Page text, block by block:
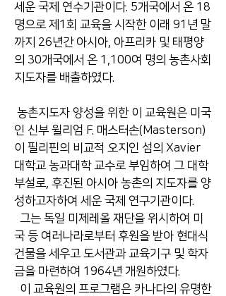
세운 국제 연수기관이다. 5개국에서 온 18
명으로 제1회 교육을 시작한 이래 91년 말
까지 26년간 아시아, 아프리카 및 태평양
의 30개국에서 온 1,100여 명의 농촌사회
지도자를 배출하였다.
농촌지도자 양성을 위한 이 교육원은 미국
인 신부 윌리엄 F. 매스터손(Masterson)
이 필리핀의 비교적 오지인 섬의 Xavier
대학교 농과대학 교수로 부임하여 그 대학
부설로, 후진된 아시아 농촌의 지도자를 양
성하고자하여 세운 국제 연구기관이다.
그는 독일 미제레올 재단을 위시하여 미
국 등 여러나라로부터 후원을 받아 현대식
건물을 세우고 도서관과 교육기구 및 학자
금을 마련하여 1964년 개원하였다.
이 교육원의 프로그램은 카나다의 유명한